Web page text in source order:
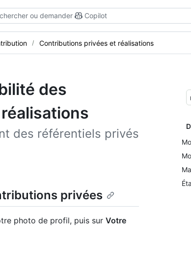
ou demander Copilot
Contributions privées et réalisations
des
des référentiels privés
privées
photo de profil, puis sur Votre